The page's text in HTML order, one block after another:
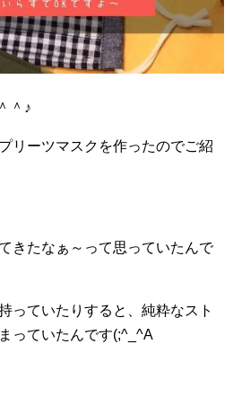
＾♪
リーツマスクを作ったのでご紹
きたなぁ～って思っていたんで
っていたりすると、純粋なスト
っていたんです(;^_^A